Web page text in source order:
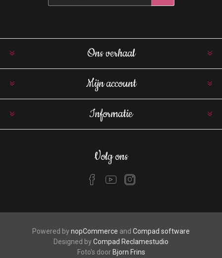
Ons verhaal
Mijn account
Informatie
Volg ons
Powered bynopCommerce and Compad software
Designed byCompad Reclamestudio
Foto's door Bjorn Frins